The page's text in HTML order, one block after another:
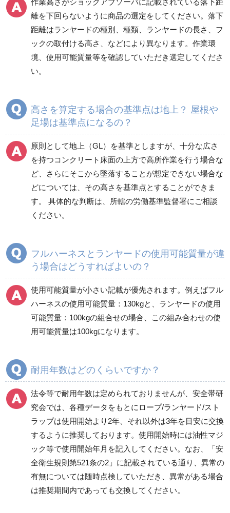
離を下回らないように商品の選定をしてください。落下
距離はランヤードの種別、種類、ランヤードの長さ、フ
ックの取付ける高さ、などにより異なります。作業環
境、使用可能質量等を確認していただき選定してくださ
い。
高さを算定する場合の基準点は地上？ 屋根や
足場は基準点になるの？
原則として地上（GL）を基準としますが、十分な広さ
を持つコンクリート床面の上方で高所作業を行う場合な
ど、さらにそこから墜落することが想定できない場合な
どについては、その高さを基準点とすることができま
す。 具体的な判断は、所轄の労働基準監督署にご相談
ください。
フルハーネスとランヤードの使用可能質量が違
う場合はどうすればよいの？
使用可能質量が小さい記載が優先されます。例えばフル
ハーネスの使用可能質量：130kgと、ランヤードの使用
可能質量：100kgの組合せの場合、この組み合わせの使
用可能質量は100kgになります。
耐用年数はどのくらいですか？
法令等で耐用年数は定められておりませんが、安全帯研
究会では、各種データをもとにロープ/ランヤード/スト
ラップは使用開始より2年、それ以外は3年を目安に交換
するように推奨しております。使用開始時には油性マジ
ック等で使用開始年月を記入してください。なお、「安
全衛生規則第521条の2」に記載されている通り、異常の
有無については随時点検していただき、異常がある場合
は推奨期間内であっても交換してください。